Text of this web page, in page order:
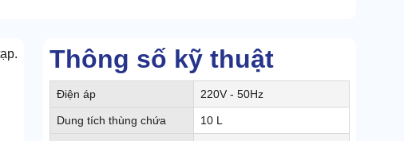
Thông số kỹ thuật
Điện áp 220V - 50Hz
Dung tích thùng chứa 10 L